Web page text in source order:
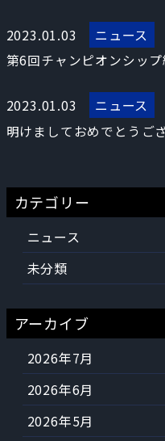
2023.01.03 ニュース
第6回チャンピオンシッ
2023.01.03 ニュース
明けましておめでとう
カテゴリー
ニュース
未分類
アーカイブ
2026年7月
2026年6月
2026年5月